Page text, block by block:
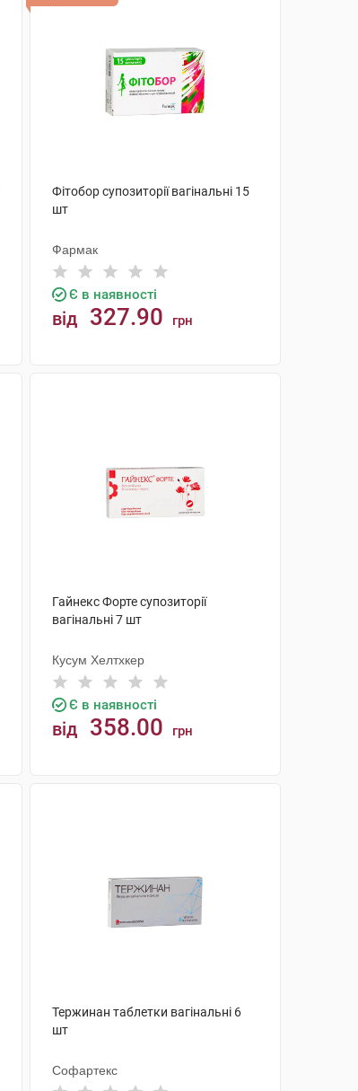
Фітобор супозиторії вагінальні 15
шт
Фармак
Є в наявності
від 327.90 грн
Гайнекс Форте супозиторії
вагінальні 7 шт
Кусум Хелтхкер
Є в наявності
від 358.00 грн
Тержинан таблетки вагінальні 6
шт
Софартекс